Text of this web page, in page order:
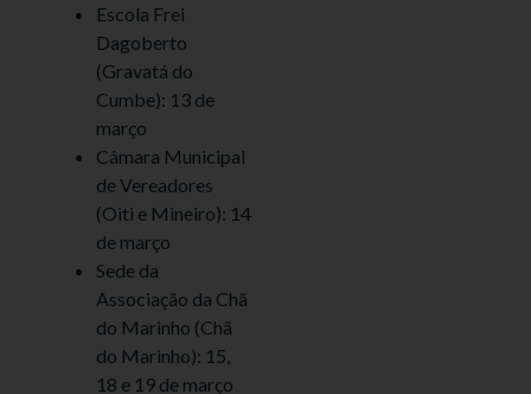
Escola Frei
Dagoberto
(Gravatá do
Cumbe): 13 de
março
Câmara Municipal
de Vereadores
(Oiti e Mineiro): 14
de março
Sede da
Associação da Chã
do Marinho (Chã
do Marinho): 15,
18 e 19 de março